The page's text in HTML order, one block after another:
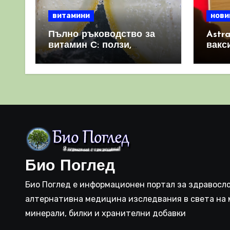
витамини
Пълно ръководство за
витамин С: ползи,
източници и защо е
важен за имунната
като
Био Поглед
Био Поглед е информационен портал за
алтернативна медицина изследвания в света
минерали, билки и хранителни добавки